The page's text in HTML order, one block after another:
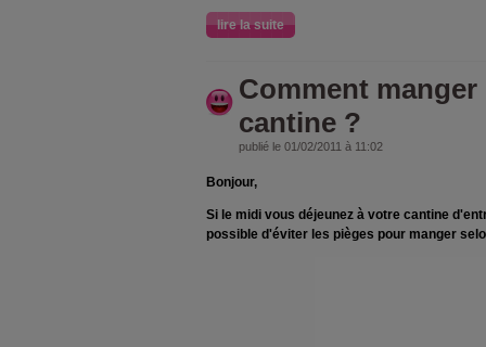
lire la suite
Comment
cantine ?
publié le 01/02/2011 à 11:02
Bonjour,
Si le midi vous déjeunez à votre cantine
possible d'éviter les pièges pour manger